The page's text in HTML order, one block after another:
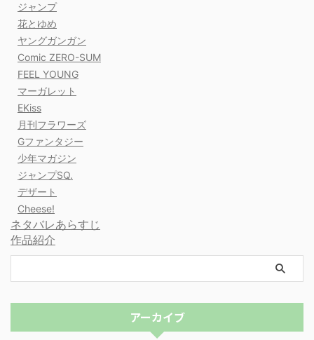
ジャンプ
花とゆめ
ヤングガンガン
Comic ZERO-SUM
FEEL YOUNG
マーガレット
EKiss
月刊フラワーズ
Gファンタジー
少年マガジン
ジャンプSQ.
デザート
Cheese!
ネタバレあらすじ
作品紹介
アーカイブ